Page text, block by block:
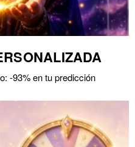
-93% en tu predicción